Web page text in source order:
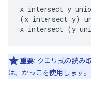
x intersect y
(x intersect y)
重要: クエリ式の読み
は、かっこを使用します。